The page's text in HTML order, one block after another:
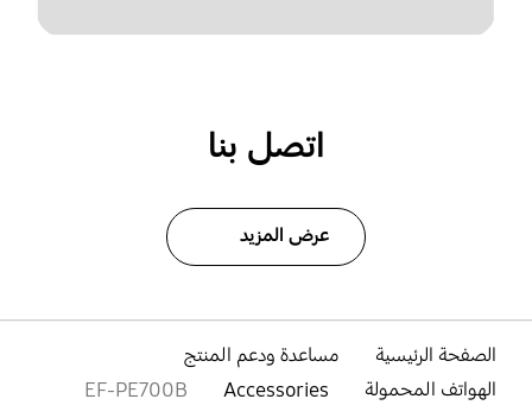
اتصل بنا
عرض المزيد
الصفحة الرئيسية
مساعدة ودعم المنتج
الهواتف المحمولة
Accessories
EF-PE700B